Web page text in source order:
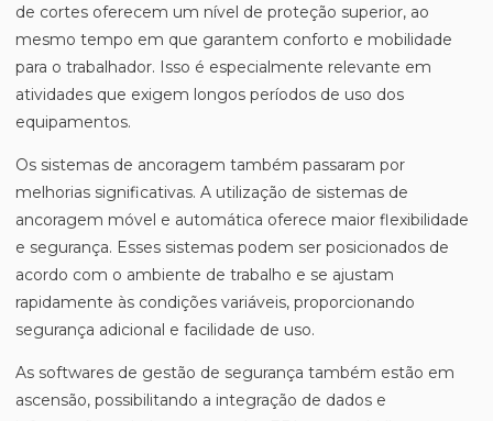
de cortes oferecem um nível de proteção superior, ao
mesmo tempo em que garantem conforto e mobilidade
para o trabalhador. Isso é especialmente relevante em
atividades que exigem longos períodos de uso dos
equipamentos.
Os sistemas de ancoragem também passaram por
melhorias significativas. A utilização de sistemas de
ancoragem móvel e automática oferece maior flexibilidade
e segurança. Esses sistemas podem ser posicionados de
acordo com o ambiente de trabalho e se ajustam
rapidamente às condições variáveis, proporcionando
segurança adicional e facilidade de uso.
As softwares de gestão de segurança também estão em
ascensão, possibilitando a integração de dados e